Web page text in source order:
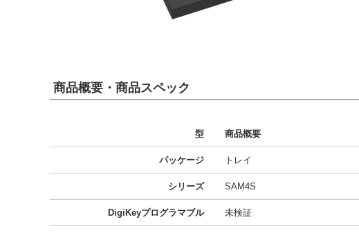
商品概要・商品スペック
型 商品概要
パッケージ トレイ
シリーズ SAM4S
DigiKeyプログラマブル 未検証